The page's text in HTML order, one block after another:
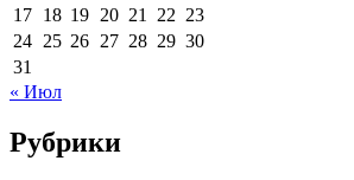
17 18 19 20 21 22 23
24 25 26 27 28 29 30
31
« Июл
Рубрики